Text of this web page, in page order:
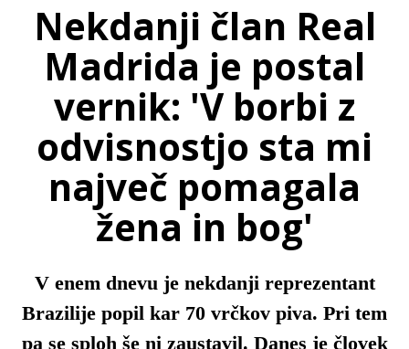
Nekdanji član Real
Madrida je postal
vernik: 'V borbi z
odvisnostjo sta mi
največ pomagala
žena in bog'
V enem dnevu je nekdanji reprezentant
Brazilije popil kar 70 vrčkov piva. Pri tem
pa se sploh še ni zaustavil. Danes je človek